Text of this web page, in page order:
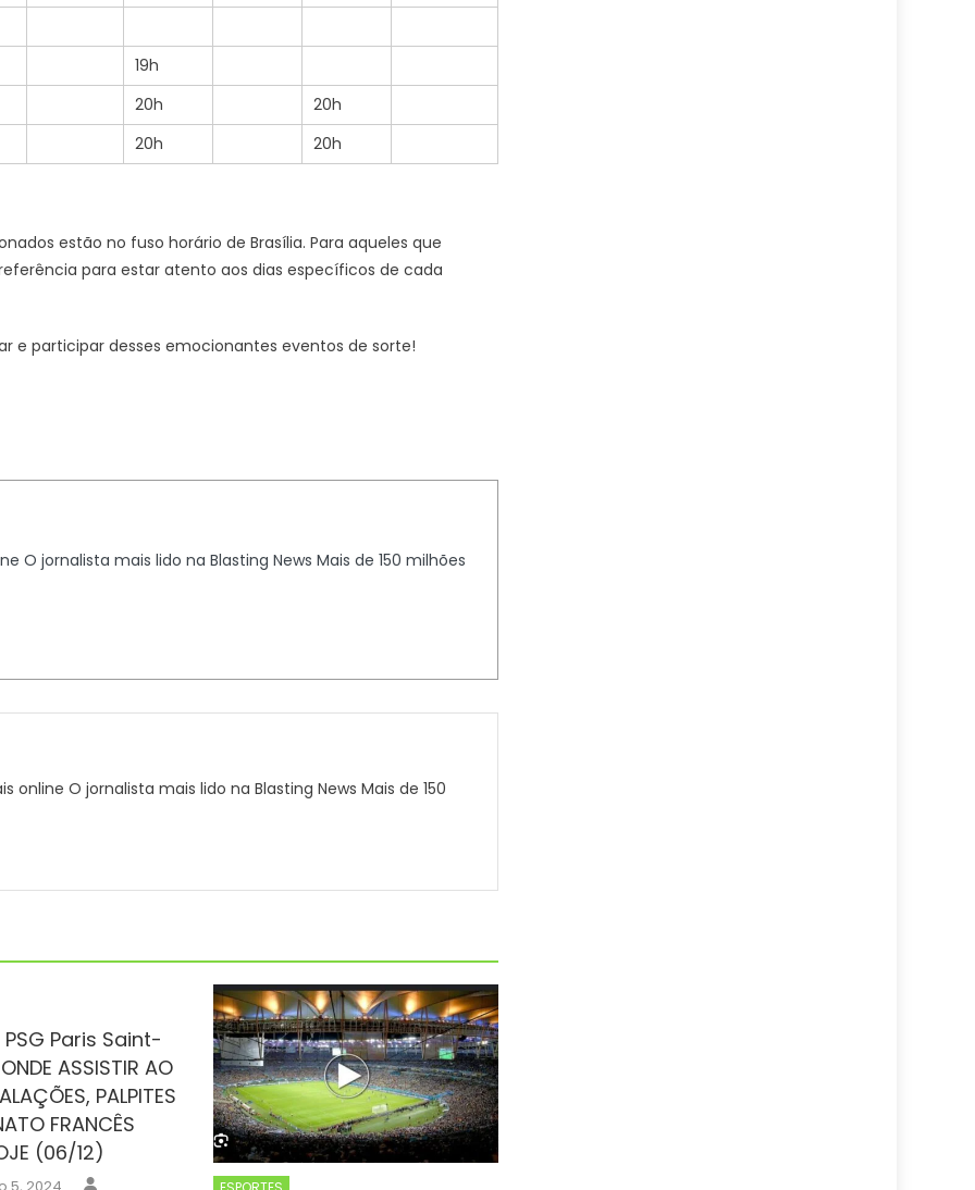
19h
20h
20h
20h
20h
estão no fuso horário de Brasília. Para aqueles que
para estar atento aos dias específicos de cada
e participar desses emocionantes eventos de sorte!
O jornalista mais lido na Blasting News Mais de 150 milhões
online O jornalista mais lido na Blasting News Mais de 150
Paris Saint-
ASSISTIR AO
PALPITES
FRANCÊS
(06/12)